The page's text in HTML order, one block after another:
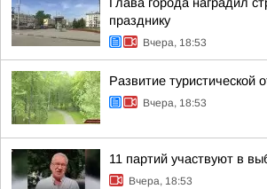
празднику
Вчера, 18:53
Развитие туристической
Вчера, 18:53
11 партий участвуют в
Вчера, 18:53